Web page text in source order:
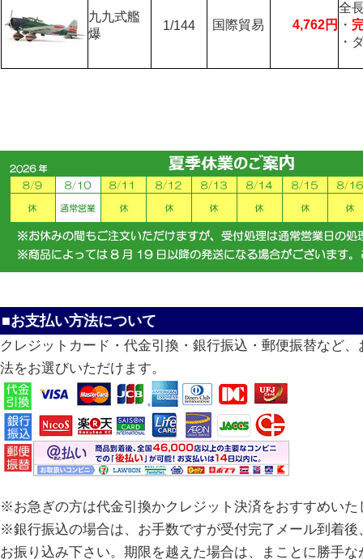
九九式艦
爆
1/144 国際貿易 4,762円
全
・
・
■お支払い方法について
クレジットカード・代金引換・銀行振込・郵便振替など
法をお選びいただけます。
※お急ぎの方は代金引換かクレジット決済をおすすめいた
※銀行振込の場合は、お手数ですが受付完了メール到着後
お振り込み下さい。期限を越えた場合は、まことに勝手な